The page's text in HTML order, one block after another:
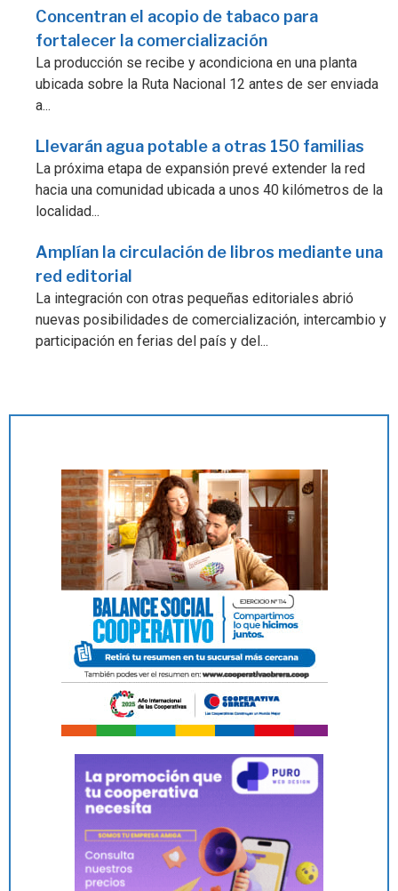
Concentran el acopio de tabaco para
fortalecer la comercialización
La producción se recibe y acondiciona en una planta
ubicada sobre la Ruta Nacional 12 antes de ser enviada
a...
Llevarán agua potable a otras 150 familias
La próxima etapa de expansión prevé extender la red
hacia una comunidad ubicada a unos 40 kilómetros de la
localidad...
Amplían la circulación de libros mediante una
red editorial
La integración con otras pequeñas editoriales abrió
nuevas posibilidades de comercialización, intercambio y
participación en ferias del país y del...